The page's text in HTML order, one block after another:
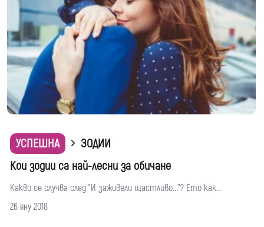
УСПЕШНА
ЗОДИИ
Кои зодии са най-лесни за обичане
Какво се случва след "И заживели щастливо..."? Ето как...
26 яну 2018